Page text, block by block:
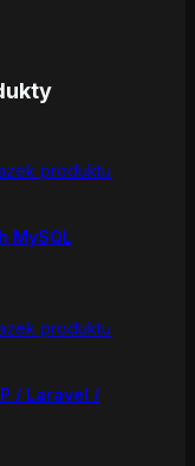
MySQL
/ Laravel /